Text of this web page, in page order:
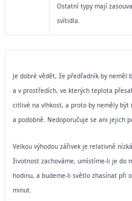
Ostatní typy mají
svítidla.
Je dobré vědět, že předřadník by neměl
a v prostředích, ve kterých teplota
citlivé na vlhkost, a proto by neměly být
a podobně. Nedoporučuje se ani jejich
Velkou výhodou zářivek je relativně
životnost zachováme, umístíme-li je do
hodinu, a budeme-li světlo zhasínat při
minut.